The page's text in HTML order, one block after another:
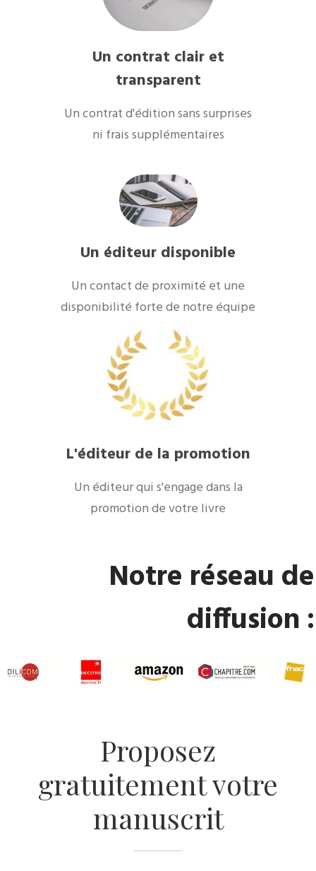
Un contrat clair et
transparent
Un contrat d'édition sans surprises
ni frais supplémentaires
Un éditeur disponible
Un contact de proximité et une
disponibilité forte de notre équipe
L'éditeur de la promotion
Un éditeur qui s'engage dans la
promotion de votre livre
Notre réseau de
diffusion :
Proposez
gratuitement votre
manuscrit